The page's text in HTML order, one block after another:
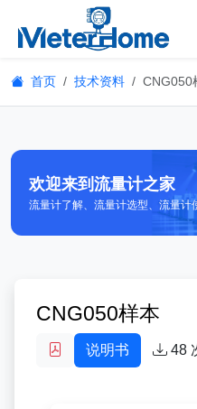
首页 技术资料 CNG050
欢迎来到流量计之家
流量计了解、流量计选型、流量计
CNG050样本
说明书 48